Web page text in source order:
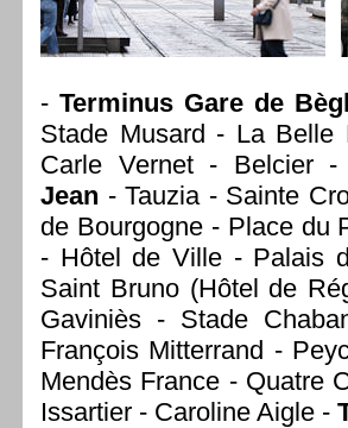
- Terminus Gare de
Stade Musard - La Belle
Carle Vernet - Belcier
Jean - Tauzia - Sainte
de Bourgogne - Place du
- Hôtel de Ville - Palais
Saint Bruno (Hôtel de
Gaviniès - Stade
François Mitterrand -
Mendès France - Quatre
Issartier - Caroline Aigle -